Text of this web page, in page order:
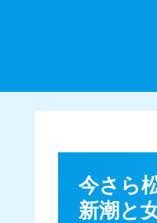
今さら
新潮と